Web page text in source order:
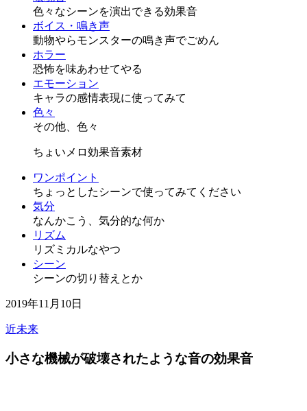
色々なシーンを演出できる効果音
ボイス・鳴き声
動物やらモンスターの鳴き声でごめん
ホラー
恐怖を味あわせてやる
エモーション
キャラの感情表現に使ってみて
色々
その他、色々
ちょいメロ効果音素材
ワンポイント
ちょっとしたシーンで使ってみてください
気分
なんかこう、気分的な何か
リズム
リズミカルなやつ
シーン
シーンの切り替えとか
2019年11月10日
近未来
小さな機械が破壊されたような音の効果音